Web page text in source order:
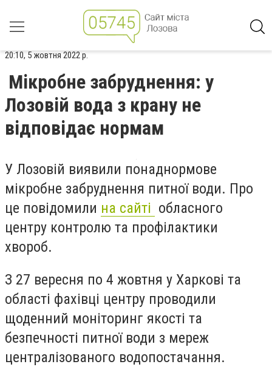
20:10, 5 жовтня 2022 р.
Мікробне забруднення: у
Лозовій вода з крану не
відповідає нормам
У Лозовій виявили понаднормове
мікробне забруднення питної води. Про
це повідомили на сайті обласного
центру контролю та профілактики
хвороб.
З 27 вересня по 4 жовтня у Харкові та
області фахівці центру проводили
щоденний моніторинг якості та
безпечності питної води з мереж
централізованого водопостачання.